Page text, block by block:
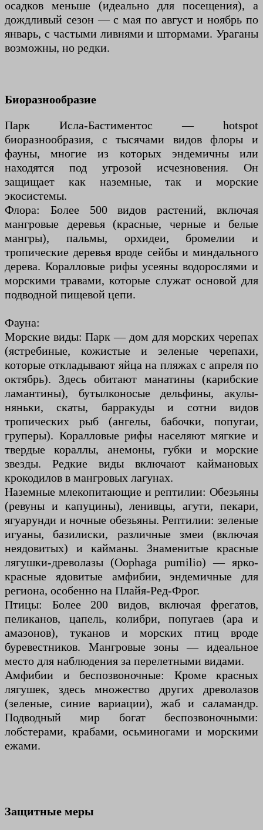
осадков меньше (идеально для посещения), а
дождливый сезон — с мая по август и ноябрь по
январь, с частыми ливнями и штормами. Ураганы
возможны, но редки.
Биоразнообразие
Парк Исла-Бастиментос — hotspot
биоразнообразия, с тысячами видов флоры и
фауны, многие из которых эндемичны или
находятся под угрозой исчезновения. Он
защищает как наземные, так и морские
экосистемы.
Флора: Более 500 видов растений, включая
мангровые деревья (красные, черные и белые
мангры), пальмы, орхидеи, бромелии и
тропические деревья вроде сейбы и миндального
дерева. Коралловые рифы усеяны водорослями и
морскими травами, которые служат основой для
подводной пищевой цепи.
Фауна:
Морские виды: Парк — дом для морских черепах
(ястребиные, кожистые и зеленые черепахи,
которые откладывают яйца на пляжах с апреля по
октябрь). Здесь обитают манатины (карибские
ламантины), бутылконосые дельфины, акулы-
няньки, скаты, барракуды и сотни видов
тропических рыб (ангелы, бабочки, попугаи,
груперы). Коралловые рифы населяют мягкие и
твердые кораллы, анемоны, губки и морские
звезды. Редкие виды включают каймановых
крокодилов в мангровых лагунах.
Наземные млекопитающие и рептилии: Обезьяны
(ревуны и капуцины), ленивцы, агути, пекари,
ягуарунди и ночные обезьяны. Рептилии: зеленые
игуаны, базилиски, различные змеи (включая
неядовитых) и кайманы. Знаменитые красные
лягушки-древолазы (Oophaga pumilio) — ярко-
красные ядовитые амфибии, эндемичные для
региона, особенно на Плайя-Ред-Фрог.
Птицы: Более 200 видов, включая фрегатов,
пеликанов, цапель, колибри, попугаев (ара и
амазонов), туканов и морских птиц вроде
буревестников. Мангровые зоны — идеальное
место для наблюдения за перелетными видами.
Амфибии и беспозвоночные: Кроме красных
лягушек, здесь множество других древолазов
(зеленые, синие вариации), жаб и саламандр.
Подводный мир богат беспозвоночными:
лобстерами, крабами, осьминогами и морскими
ежами.
Защитные меры